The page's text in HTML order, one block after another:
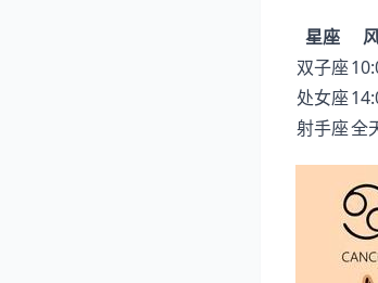
星座
双子座
处女座
射手座全